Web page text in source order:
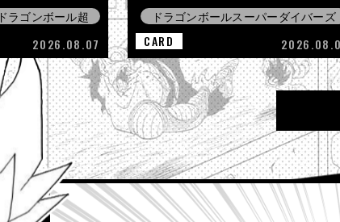
ドラゴンボール超
2026.08.07
ドラゴンボールスーパーダイバーズ
CARD